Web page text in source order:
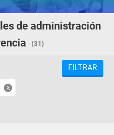
de administración
(31)
FILTRAR